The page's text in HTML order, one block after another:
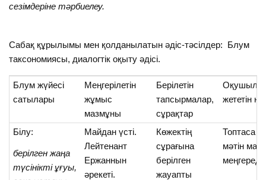
сезімдеріне тәрбиелеу.
Сабақ құрылымы мен қолданылатын әдіс-тәсілдер: Блум
таксономиясы, диалогтік оқыту әдісі.
Блум жүйесі
сатылары
Меңгерілетін
жұмыс
мазмұны
Берілетін
тапсырмалар,
сұрақтар
жететін
Білу:
берілген жаңа
түсінікті ұғуы,
Майдан үсті.
Лейтенант
Ержаннын
әрекеті.
Көжектің
сұрағына
берілген
жауапты
Топтаса
мәтін
меңгереді.